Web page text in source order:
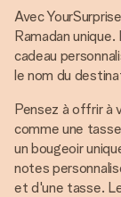
Avec
Ramadan
cadeau
le nom du
Pensez à offrir à
comme une
un bougeoir
notes
et d'une tasse.